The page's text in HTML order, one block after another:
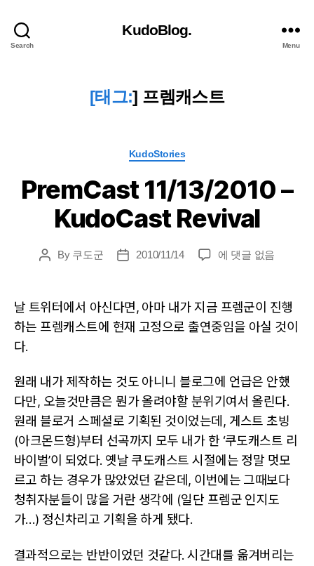
Search
KudoBlog.
Menu
[태그:] 프렘캐스트
Categories
KudoStories
PremCast 11/13/2010 –
KudoCast Revival
PostBy 쿠도군
Post2010/11/14
PremCast
KudoCast
Revival
에 댓글 없음
날 트위터에서 아신다면, 아마 내가 지금 프렘군이 진행
하는 프렘캐스트에 현재 고정으로 출연중임을 아실 것이
다.
원래 내가 제작하는 것도 아니니 블로그에 언급은 안했
다만, 오늘것만큼은 뭔가 올려야할 분위기여서 올린다.
원래 블로거 스페셜로 기획된 것이었는데, 게스트 초빙
(아크몬드형)부터 선곡까지 모두 내가 한 ‘쿠도캐스트 리
바이벌’이 되었다. 옛날 쿠도캐스트 시절에는 정말 멋모
르고 하는 경우가 많았었던 같은데, 이번에는 그때보다
청취자분들이 많을 거란 생각에 (일단 프렘군 인지도
가…) 정신차리고 기획을 하게 됐다.
결과적으로는 반반이었던 것같다. 시간대를 옮겨버리는